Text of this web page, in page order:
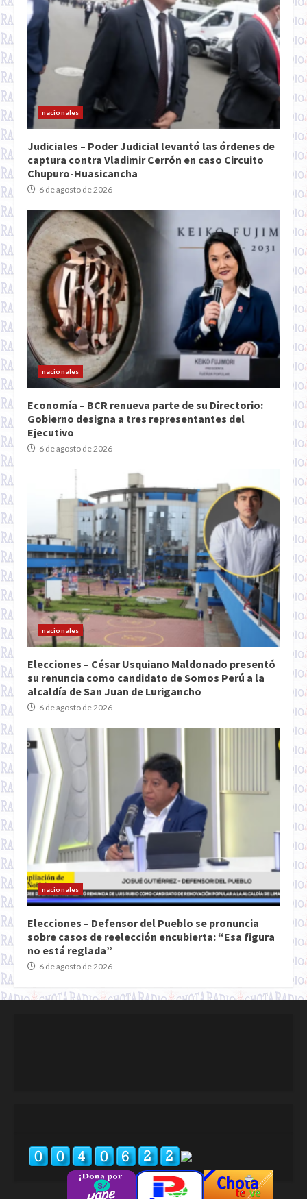
nacionales
Judiciales – Poder Judicial levantó las órdenes de
captura contra Vladimir Cerrón en caso Circuito
Chupuro-Huasicancha
6 de agosto de 2026
nacionales
Economía – BCR renueva parte de su Directorio:
Gobierno designa a tres representantes del
Ejecutivo
6 de agosto de 2026
nacionales
Elecciones – César Usquiano Maldonado presentó
su renuncia como candidato de Somos Perú a la
alcaldía de San Juan de Lurigancho
6 de agosto de 2026
nacionales
Elecciones – Defensor del Pueblo se pronuncia
sobre casos de reelección encubierta: “Esa figura
no está reglada”
6 de agosto de 2026